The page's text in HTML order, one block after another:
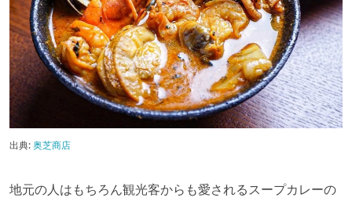
出典:奥芝商店
地元の人はもちろん観光客からも愛されるスープカレーの